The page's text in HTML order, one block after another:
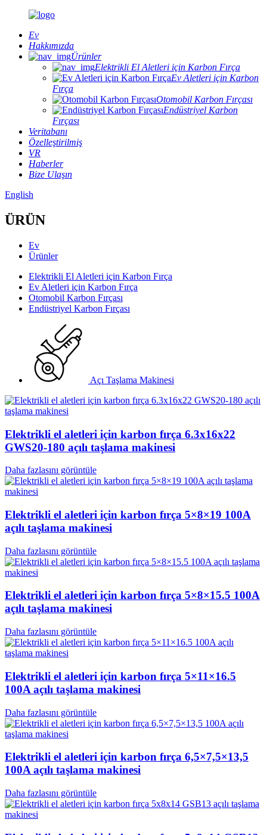
Ev
Hakkımızda
Ürünler
Elektrikli El Aletleri için Karbon Fırça
Ev Aletleri için Karbon
Fırça
Otomobil Karbon Fırçası
Endüstriyel Karbon
Fırçası
Veritabanı
Özelleştirilmiş
VR
Haberler
Bize Ulaşın
English
ÜRÜN
Ev
Ürünler
Elektrikli El Aletleri için Karbon Fırça
Ev Aletleri için Karbon Fırça
Otomobil Karbon Fırçası
Endüstriyel Karbon Fırçası
Açı Taşlama Makinesi
Elektrikli el aletleri için karbon fırça 6.3x16x22
GWS20-180 açılı taşlama makinesi
Daha fazlasını görüntüle
Elektrikli el aletleri için karbon fırça 5×8×19 100A
açılı taşlama makinesi
Daha fazlasını görüntüle
Elektrikli el aletleri için karbon fırça 5×8×15.5 100A
açılı taşlama makinesi
Daha fazlasını görüntüle
Elektrikli el aletleri için karbon fırça 5×11×16.5
100A açılı taşlama makinesi
Daha fazlasını görüntüle
Elektrikli el aletleri için karbon fırça 6,5×7,5×13,5
100A açılı taşlama makinesi
Daha fazlasını görüntüle